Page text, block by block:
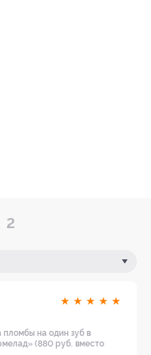
2
★ ★ ★ ★ ★
пломбы на один зуб в
(880 руб. вместо